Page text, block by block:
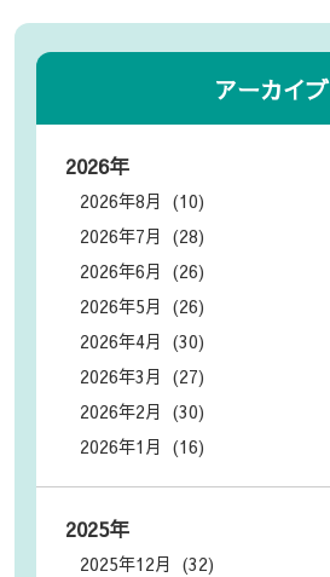
アーカイブ
2026年
2026年8月 (10)
2026年7月 (28)
2026年6月 (26)
2026年5月 (26)
2026年4月 (30)
2026年3月 (27)
2026年2月 (30)
2026年1月 (16)
2025年
2025年12月 (32)